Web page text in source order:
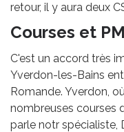
retour, il y aura deux
Courses et
C'est un accord très
Yverdon-les-Bains
Romande. Yverdon,
nombreuses courses
parle notr spécialiste,